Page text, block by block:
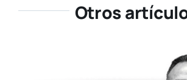
Susana Ollero
psicólogo Fernando